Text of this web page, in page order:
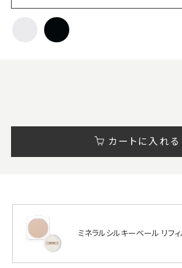
カートに入れる
ミネラルシルキーベール リフィ